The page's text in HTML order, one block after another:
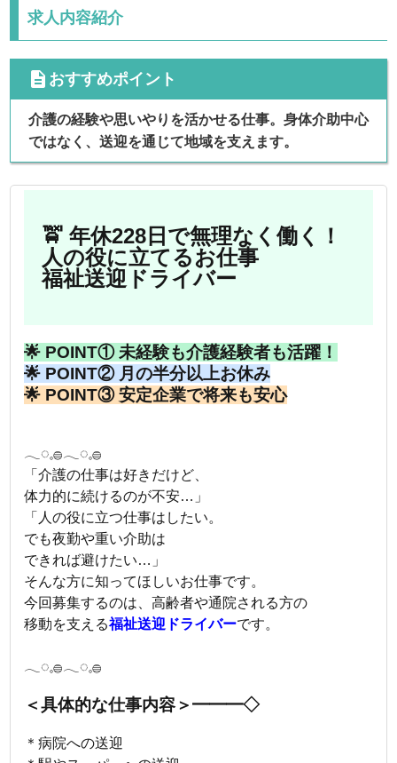
求人内容紹介
cdescription おすすめポイント
介護の経験や思いやりを活かせる仕事。身体介助中心
ではなく、送迎を通じて地域を支えます。
🚖 年休228日で無理なく働く！
人の役に立てるお仕事
福祉送迎ドライバー
🌟 POINT① 未経験も介護経験者も活躍！
🌟 POINT② 月の半分以上お休み
🌟 POINT③ 安定企業で将来も安心
𓂃◌𓈒𓐍𓂃◌𓈒𓐍
「介護の仕事は好きだけど、
体力的に続けるのが不安…」
「人の役に立つ仕事はしたい。
でも夜勤や重い介助は
できれば避けたい…」
そんな方に知ってほしいお仕事です。
今回募集するのは、高齢者や通院される方の
移動を支える福祉送迎ドライバーです。
𓂃◌𓈒𓐍𓂃◌𓈒𓐍
＜具体的な仕事内容＞━━━◇
＊病院への送迎